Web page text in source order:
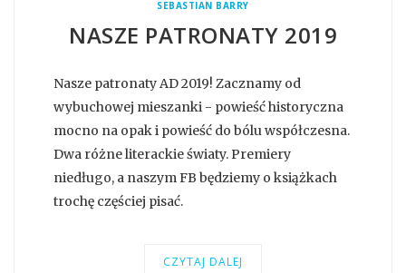
SEBASTIAN BARRY
NASZE PATRONATY 2019
Nasze patronaty AD 2019! Zacznamy od
wybuchowej mieszanki - powieść historyczna
mocno na opak i powieść do bólu współczesna.
Dwa różne literackie światy. Premiery
niedługo, a naszym FB będziemy o książkach
trochę częściej pisać.
CZYTAJ DALEJ